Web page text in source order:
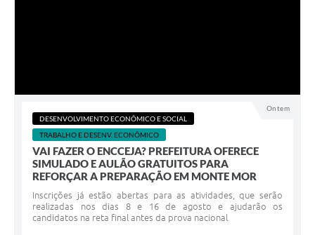
Ontem
DESENVOLVIMENTO ECONÔMICO E SOCIAL
TRABALHO E DESENV. ECONÔMICO
VAI FAZER O ENCCEJA? PREFEITURA OFERECE
SIMULADO E AULÃO GRATUITOS PARA
REFORÇAR A PREPARAÇÃO EM MONTE MOR
Inscrições já estão abertas para as atividades, que serão
realizadas nos dias 8 e 16 de agosto e ajudarão os
candidatos na reta final antes da prova nacional